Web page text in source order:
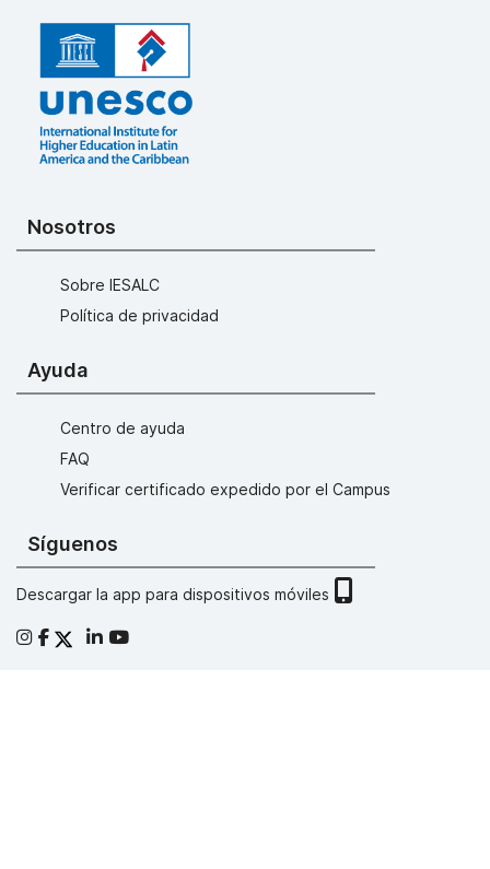
Nosotros
Sobre IESALC
Política de privacidad
Ayuda
Centro de ayuda
FAQ
Verificar certificado expedido por el Campus
Síguenos
Descargar la app para dispositivos móviles